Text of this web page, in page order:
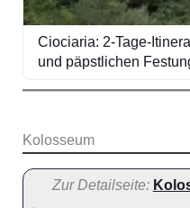
Ciociaria: 2-Tage-
und päpstlichen
Kolosseum
Zur Detailseite: